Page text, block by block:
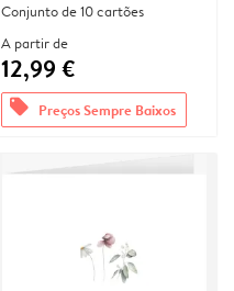
Conjunto de 10 cartões
A partir de
12,99 €
offers Preços Sempre Baixos